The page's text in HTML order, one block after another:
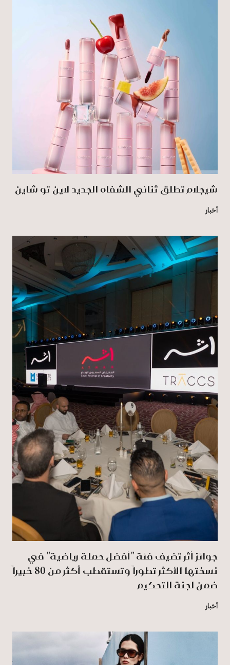
شيجلام تطلق ثنائي الشفاه الجديد لاين تو شاين
أخبار
جوائز أثر تضيف فئة "أفضل حملة رياضية" في
نسختها الأكثر تطوراً وتستقطب أكثر من 80 خبيراً
ضمن لجنة التحكيم
أخبار